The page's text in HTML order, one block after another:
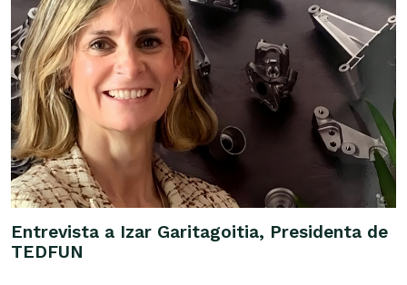
Entrevista a Izar Garitagoitia, Presidenta de
TEDFUN